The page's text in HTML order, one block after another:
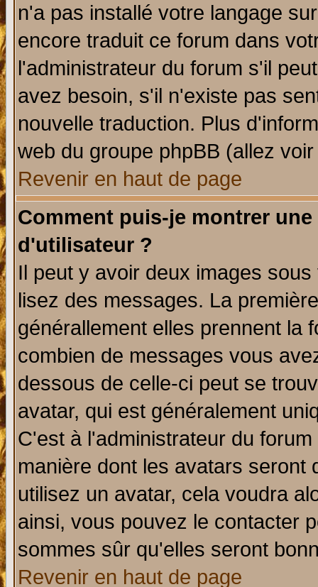
n'a pas installé votre langage
encore traduit ce forum dans
l'administrateur du forum s'il
avez besoin, s'il n'existe pas
nouvelle traduction. Plus
web du groupe phpBB (allez
Revenir en haut de page
Comment puis-je montrer
d'utilisateur ?
Il peut y avoir deux images
lisez des messages. La
générallement elles prennent la
combien de messages vous
dessous de celle-ci peut se
avatar, qui est généralement
C'est à l'administrateur du
manière dont les avatars seront
utilisez un avatar, cela voudra
ainsi, vous pouvez le contacter
sommes sûr qu'elles seront
Revenir en haut de page